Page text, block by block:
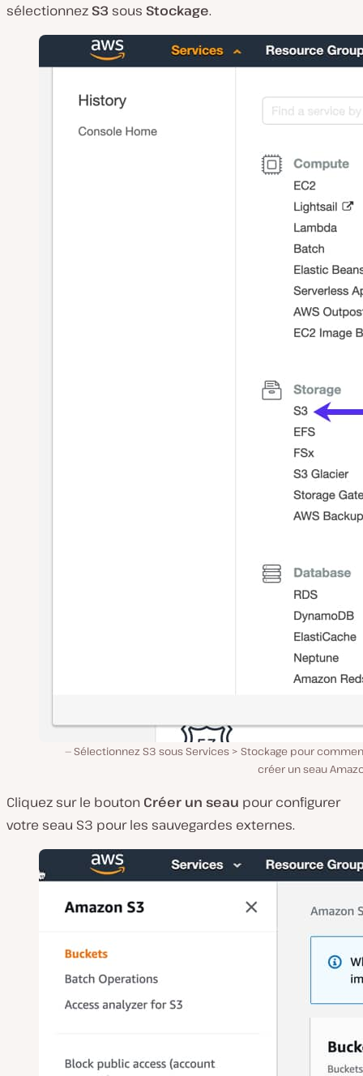
sélectionnez S3 sous Stockage.
Sélectionnez S3 sous Services > Stockage pour
créer un seau
Cliquez sur le bouton Créer un seau pour configurer
votre seau S3 pour les sauvegardes externes.